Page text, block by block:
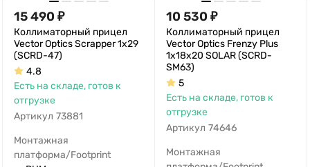
15 490 ₽
Коллиматорный прицел
Vector Optics Scrapper 1x29
(SCRD-47)
4.8
Есть на складе, готов к
отгрузке
Артикул 73881
Монтажная
платформа/Footprint
10 530 ₽
Коллиматорный прицел
Vector Optics Frenzy Plus
1x18x20 SOLAR (SCRD-
SM63)
5
Есть на складе, готов к
отгрузке
Артикул 74646
Монтажная